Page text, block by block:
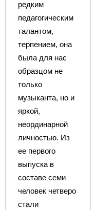
редким
педагогическим
талантом,
терпением, она
была для нас
образцом не
только
музыканта, но и
яркой,
неординарной
личностью. Из
ее первого
выпуска в
составе семи
человек четверо
стали